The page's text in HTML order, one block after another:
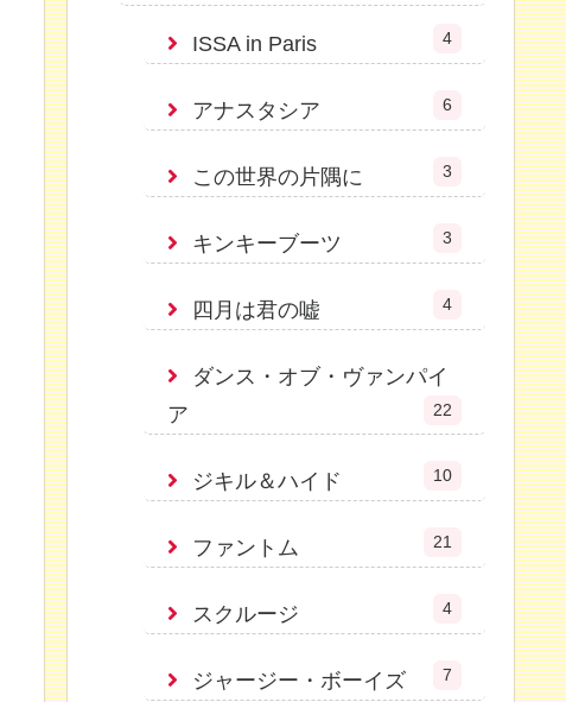
ISSA in Paris 4
アナスタシア 6
この世界の片隅に 3
キンキーブーツ 3
四月は君の嘘 4
ダンス・オブ・ヴァンパイ
ア
22
ジキル＆ハイド 10
ファントム 21
スクルージ 4
ジャージー・ボーイズ 7